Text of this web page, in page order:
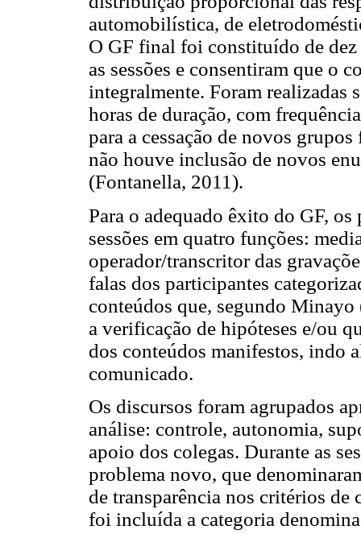
automobilística, de
O GF final foi constituído de dez
as sessões e consentiram que o
integralmente. Foram realizadas
horas de duração, com
para a cessação de novos
não houve inclusão de novos
(Fontanella, 2011).
Para o adequado êxito do GF, os
sessões em quatro funções:
operador/transcritor das
falas dos participantes
conteúdos que, segundo
a verificação de hipóteses e/ou
dos conteúdos manifestos, indo
comunicado.
Os discursos foram agrupados
análise: controle, autonomia,
apoio dos colegas. Durante as
problema novo, que
de transparência nos critérios de
foi incluída a categoria